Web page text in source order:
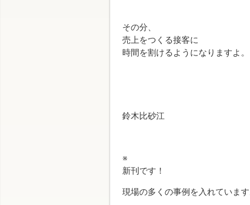
その分、
売上をつくる接客に
時間を割けるようになりますよ。
鈴木比砂江
※
新刊です！
現場の多くの事例を入れています